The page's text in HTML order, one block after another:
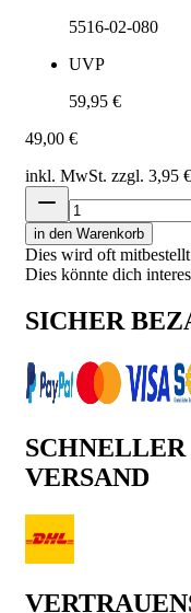
5516-02-080
UVP
59,95 €
49,00 €
inkl. MwSt. zzgl. 3,95 €
in den Warenkorb
Dies wird oft mitbestellt
Dies könnte dich
SICHER
VERSAND